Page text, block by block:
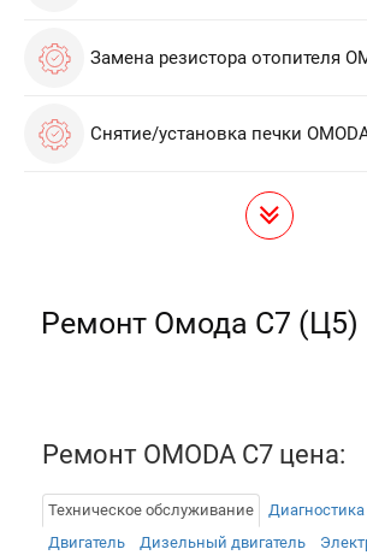
Замена резистора отопителя
Снятие/установка печки
Ремонт Омода C7
Ремонт OMODA C7 цена:
Техническое обслуживание Диагностика
Двигатель
Дизельный двигатель